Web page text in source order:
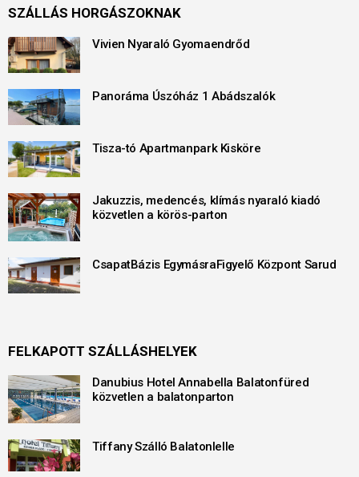
SZÁLLÁS HORGÁSZOKNAK
Vivien Nyaraló Gyomaendrőd
Panoráma Úszóház 1 Abádszalók
Tisza-tó Apartmanpark Kisköre
Jakuzzis, medencés, klímás nyaraló kiadó
közvetlen a körös-parton
CsapatBázis EgymásraFigyelő Központ Sarud
FELKAPOTT SZÁLLÁSHELYEK
Danubius Hotel Annabella Balatonfüred
közvetlen a balatonparton
Tiffany Szálló Balatonlelle